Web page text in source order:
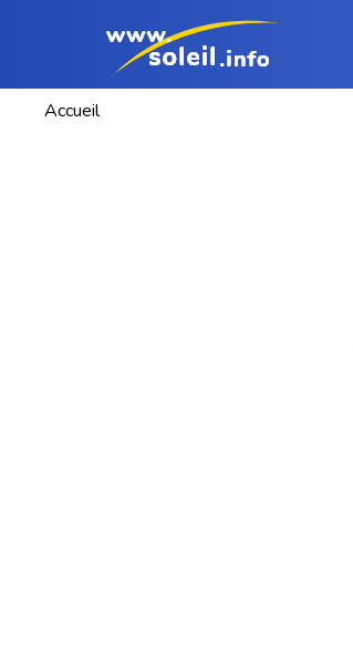
Accueil